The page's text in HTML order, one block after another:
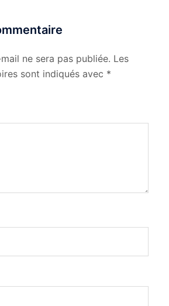
ne sera pas publiée. Les
sont indiqués avec *